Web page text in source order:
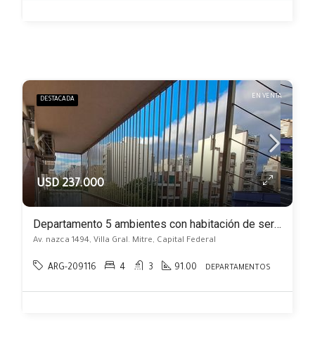
DESTACADA EN VENTA
USD 237.000
Departamento 5 ambientes con habitación de servicio y cochera. Gran cocina
Av. nazca 1494, Villa Gral. Mitre, Capital Federal
ARG-209116 4 3 91.00 DEPARTAMENTOS